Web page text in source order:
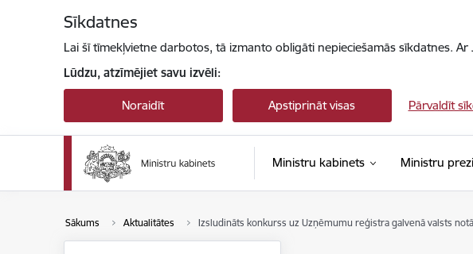
Sīkdatnes
Lai šī tīmekļvietne darbotos, tā izmanto obligāti nepieciešamās sīkdatnes.
Lūdzu, atzīmējiet savu izvēli:
Noraidīt Apstiprināt visas Pārvaldīt
Ministru kabinets Ministru
Sākums Aktualitātes Izsludināts konkurss uz Uzņēmumu reģistra galvenā valsts